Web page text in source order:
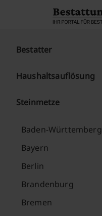
Bestatter
Haushaltsauflösung
Steinmetze
Baden-Württemberg
Bayern
Berlin
Brandenburg
Bremen